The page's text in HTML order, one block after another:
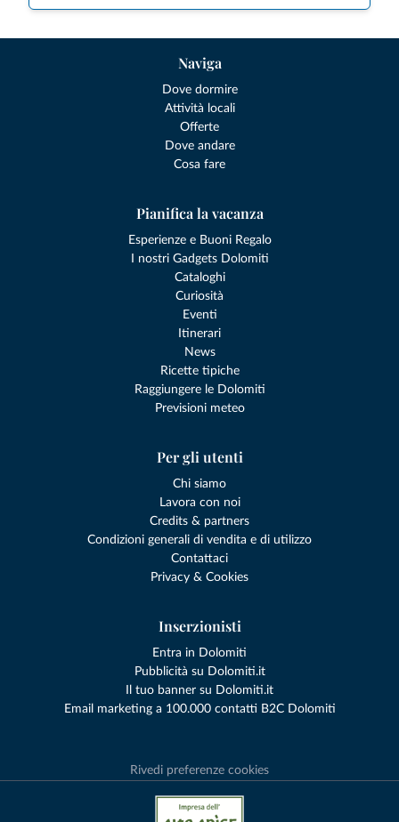
Naviga
Dove dormire
Attività locali
Offerte
Dove andare
Cosa fare
Pianifica la vacanza
Esperienze e Buoni Regalo
I nostri Gadgets Dolomiti
Cataloghi
Curiosità
Eventi
Itinerari
News
Ricette tipiche
Raggiungere le Dolomiti
Previsioni meteo
Per gli utenti
Chi siamo
Lavora con noi
Credits & partners
Condizioni generali di vendita e di utilizzo
Contattaci
Privacy & Cookies
Inserzionisti
Entra in Dolomiti
Pubblicità su Dolomiti.it
Il tuo banner su Dolomiti.it
Email marketing a 100.000 contatti B2C Dolomiti
Rivedi preferenze cookies